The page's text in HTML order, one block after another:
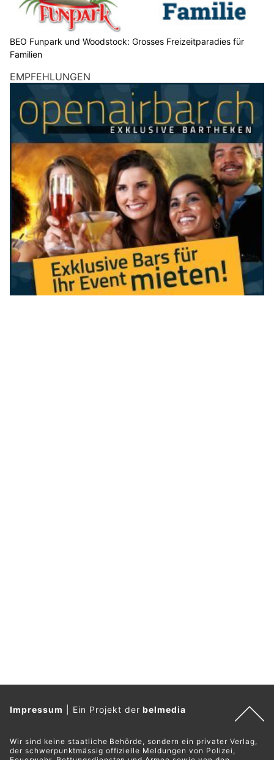
BEO Funpark und Woodstock: Grosses Freizeitparadies für
Familien
EMPFEHLUNGEN
Impressum Ein Projekt derbelmedia
Wir sind keine staatliche Behörde, sondern ein privater Verlag,
der schwerpunktmässig offizielle Meldungen von Polizei,